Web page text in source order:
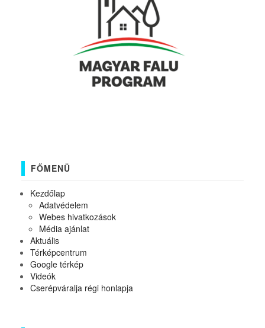
FŐMENÜ
Kezdőlap
Adatvédelem
Webes hivatkozások
Média ajánlat
Aktuális
Térképcentrum
Google térkép
Videók
Cserépváralja régi honlapja